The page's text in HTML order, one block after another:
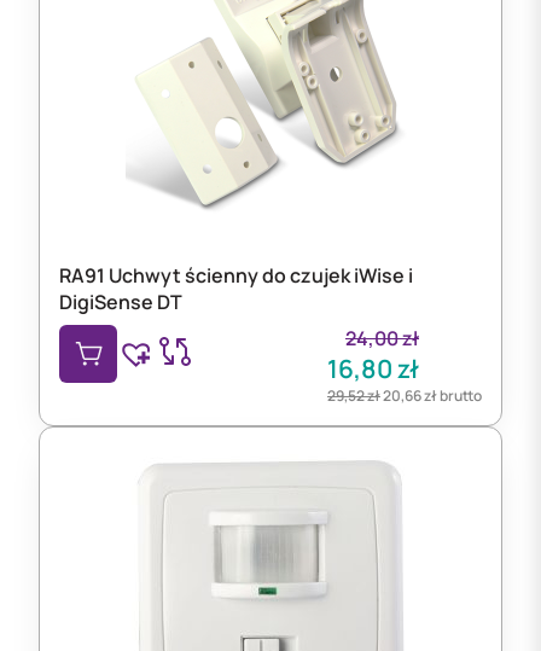
RA91 Uchwyt ścienny do czujek iWise i
DigiSense DT
24,00zł
16,80zł
29,52zł20,66złbrutto